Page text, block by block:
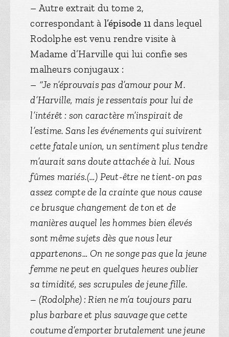
– Autre extrait du tome 2,
correspondant à l’épisode 11dans lequel
Rodolphe est venu rendre visite à
Madame d’Harville qui lui confie ses
malheurs conjugaux :
– “Je n’éprouvais pas d’amour pour M.
d’Harville, mais je ressentais pour lui de
l’intérêt : son caractère m’inspirait de
l’estime. Sans les événements qui suivirent
cette fatale union, un sentiment plus tendre
m’aurait sans doute attachée à lui. Nous
fûmes mariés.(…) Peut-être ne tient-on pas
assez compte de la crainte que nous cause
ce brusque changement de ton et de
manières auquel les hommes bien élevés
sont même sujets dès que nous leur
appartenons… On ne songe pas que la jeune
femme ne peut en quelques heures oublier
sa timidité, ses scrupules de jeune fille.
– (Rodolphe) : Rien ne m’a toujours paru
plus barbare et plus sauvage que cette
coutume d’emporter brutalement une jeune